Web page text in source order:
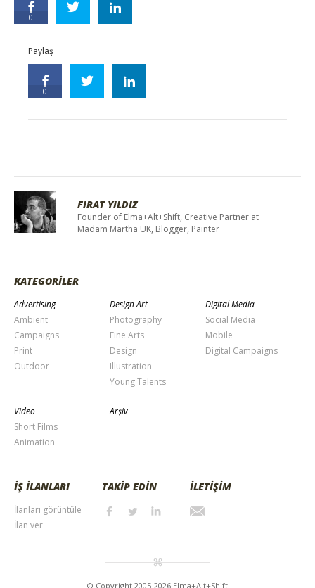
0
Paylaş
0
FIRAT YILDIZ
Founder of Elma+Alt+Shift, Creative Partner at
Madam Martha UK, Blogger, Painter
KATEGORİLER
Advertising
Ambient
Campaigns
Print
Outdoor
Design Art
Photography
Fine Arts
Design
Illustration
Young Talents
Digital Media
Social Media
Mobile
Digital Campaigns
Video
Short Films
Animation
Arşiv
İŞ İLANLARI
İlanları görüntüle
İlan ver
TAKİP EDİN İLETİŞİM
© Copyright 2005-2026 Elma+Alt+Shift